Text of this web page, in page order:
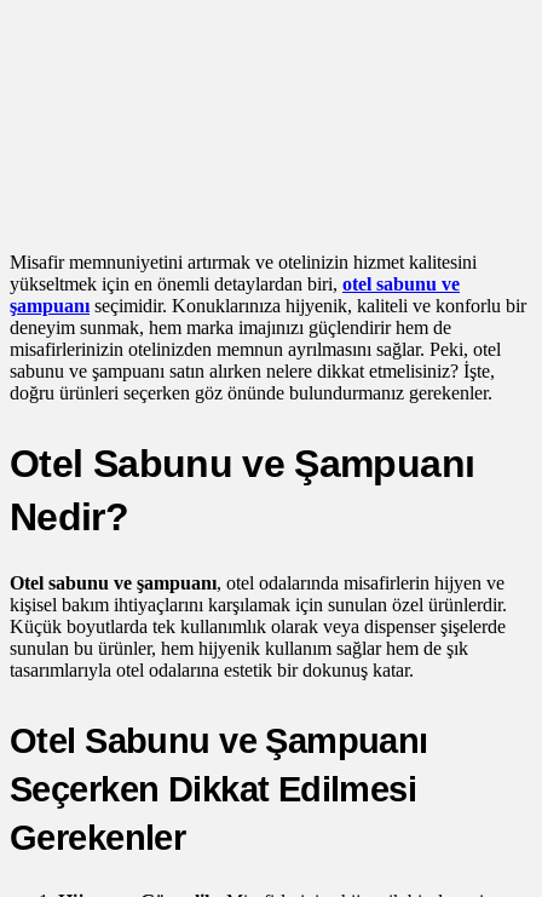
Misafir memnuniyetini artırmak ve otelinizin hizmet kalitesini
yükseltmek için en önemli detaylardan biri, otel sabunu ve
şampuanı seçimidir. Konuklarınıza hijyenik, kaliteli ve konforlu bir
deneyim sunmak, hem marka imajınızı güçlendirir hem de
misafirlerinizin otelinizden memnun ayrılmasını sağlar. Peki, otel
sabunu ve şampuanı satın alırken nelere dikkat etmelisiniz? İşte,
doğru ürünleri seçerken göz önünde bulundurmanız gerekenler.
Otel Sabunu ve Şampuanı
Nedir?
Otel sabunu ve şampuanı, otel odalarında misafirlerin hijyen ve
kişisel bakım ihtiyaçlarını karşılamak için sunulan özel ürünlerdir.
Küçük boyutlarda tek kullanımlık olarak veya dispenser şişelerde
sunulan bu ürünler, hem hijyenik kullanım sağlar hem de şık
tasarımlarıyla otel odalarına estetik bir dokunuş katar.
Otel Sabunu ve Şampuanı
Seçerken Dikkat Edilmesi
Gerekenler